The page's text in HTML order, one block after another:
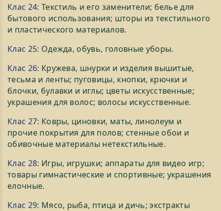
Клас 24: Текстиль и его заменители; белье для
бытового использования; шторы из текстильного
и пластического материалов.
Клас 25: Одежда, обувь, головные уборы.
Клас 26: Кружева, шнурки и изделия вышитые,
тесьма и ленты; пуговицы, кнопки, крючки и
блочки, булавки и иглы; цветы искусственные;
украшения для волос; волосы искусственные.
Клас 27: Ковры, циновки, маты, линолеум и
прочие покрытия для полов; стенные обои и
обивочные материалы нетекстильные.
Клас 28: Игры, игрушки; аппараты для видео игр;
товары гимнастические и спортивные; украшения
елочные.
Клас 29: Мясо, рыба, птица и дичь; экстракты